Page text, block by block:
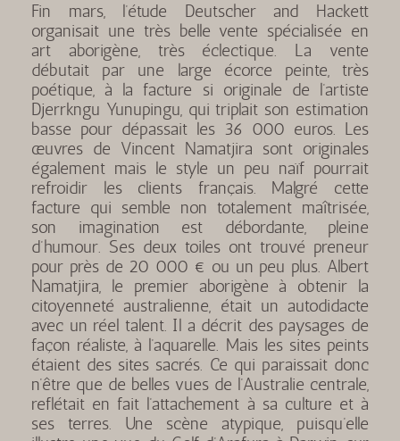
Fin mars, l’étude Deutscher and Hackett
organisait une très belle vente spécialisée en
art aborigène, très éclectique. La vente
débutait par une large écorce peinte, très
poétique, à la facture si originale de l’artiste
Djerrkngu Yunupingu, qui triplait son estimation
basse pour dépassait les 36 000 euros. Les
œuvres de Vincent Namatjira sont originales
également mais le style un peu naïf pourrait
refroidir les clients français. Malgré cette
facture qui semble non totalement maîtrisée,
son imagination est débordante, pleine
d’humour. Ses deux toiles ont trouvé preneur
pour près de 20 000 € ou un peu plus. Albert
Namatjira, le premier aborigène à obtenir la
citoyenneté australienne, était un autodidacte
avec un réel talent. Il a décrit des paysages de
façon réaliste, à l’aquarelle. Mais les sites peints
étaient des sites sacrés. Ce qui paraissait donc
n’être que de belles vues de l’Australie centrale,
reflétait en fait l’attachement à sa culture et à
ses terres. Une scène atypique, puisqu’elle